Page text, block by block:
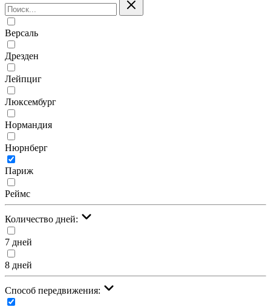
Версаль
Дрезден
Лейпциг
Люксембург
Нормандия
Нюрнберг
Париж
Реймс
Количество дней:
7 дней
8 дней
Cпособ передвижения: